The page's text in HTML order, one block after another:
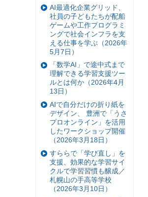
AI最適化企業グリッド、
社員の子どもたちが配船
ゲームや工作プログラミ
ングで社会インフラを支
える仕事を学ぶ（2026年
5月7日）
「数学AI」で途中式まで
理解できる学習支援ツー
ルとは何か（2026年4月
13日）
AIで自分だけの折り紙を
デザイン、 豊洲で「うさ
プロオンライン」を活用
したワークショップ開催
（2026年3月18日）
すららで「学び直し」を
支援、効果的な学習サイ
クルで学習習慣も醸成／
札幌山の手高等学校
（2026年3月10日）